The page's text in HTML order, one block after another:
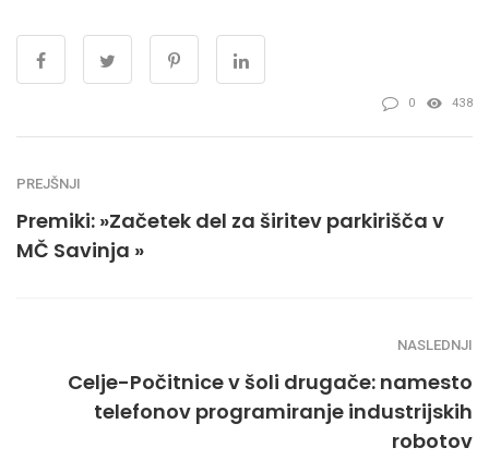
0 438
PREJŠNJI
Premiki: »Začetek del za širitev parkirišča v
MČ Savinja »
NASLEDNJI
Celje-Počitnice v šoli drugače: namesto
telefonov programiranje industrijskih
robotov